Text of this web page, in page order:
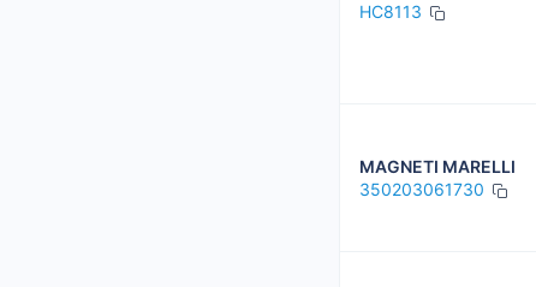
HC8113
MAGNETI MARELLI
350203061730